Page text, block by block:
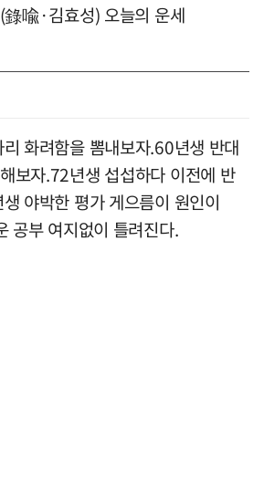
喩·김효성) 오늘의 운세
화려함을 뽐내보자.60년생 반대
보자.72년생 섭섭하다 이전에 반
야박한 평가 게으름이 원인이
공부 여지없이 틀려진다.